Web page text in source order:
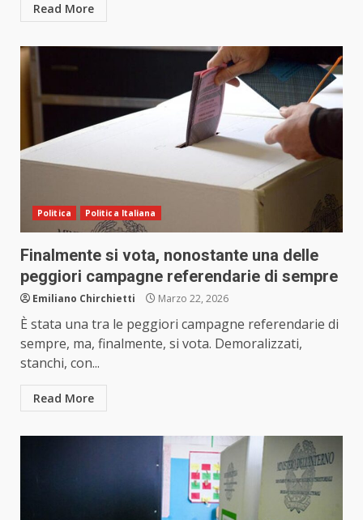
Read More
Politica Politica Italiana
Finalmente si vota, nonostante una delle
peggiori campagne referendarie di sempre
Emiliano Chirchietti Marzo 22, 2026
È stata una tra le peggiori campagne referendarie di
sempre, ma, finalmente, si vota. Demoralizzati,
stanchi, con...
Read More